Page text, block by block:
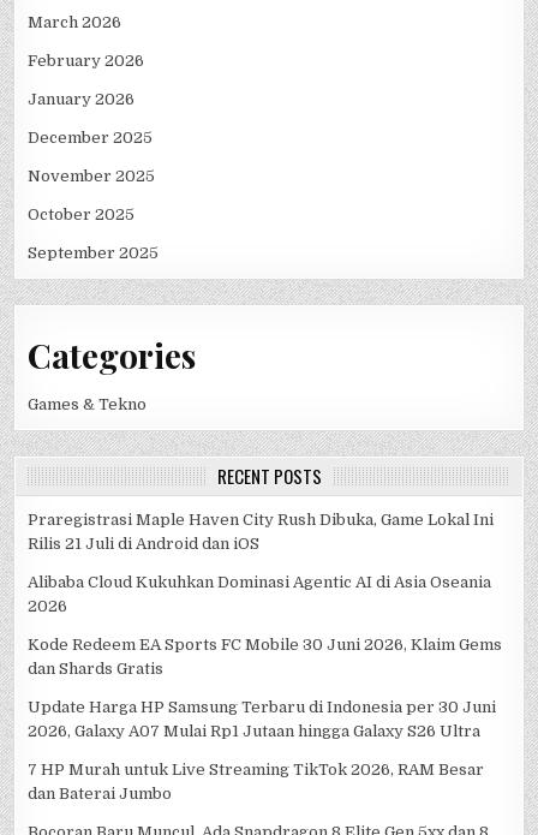
March 2026
February 2026
January 2026
December 2025
November 2025
October 2025
September 2025
Categories
Games & Tekno
RECENT POSTS
Praregistrasi Maple Haven City Rush Dibuka, Game Lokal Ini
Rilis 21 Juli di Android dan iOS
Alibaba Cloud Kukuhkan Dominasi Agentic AI di Asia Oseania
2026
Kode Redeem EA Sports FC Mobile 30 Juni 2026, Klaim Gems
dan Shards Gratis
Update Harga HP Samsung Terbaru di Indonesia per 30 Juni
2026, Galaxy A07 Mulai Rp1 Jutaan hingga Galaxy S26 Ultra
7 HP Murah untuk Live Streaming TikTok 2026, RAM Besar
dan Baterai Jumbo